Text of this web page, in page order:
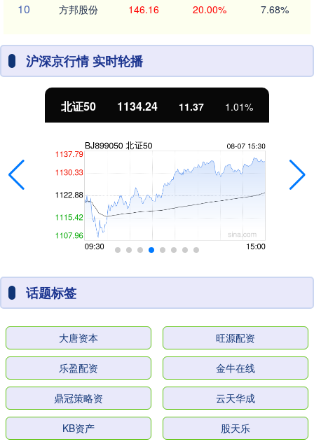
10 方邦股份 146.16 20.00% 7.68%
沪深京行情 实时轮播
北证50 1134.24 11.37 1.01%
话题标签
大唐资本 旺源配资
乐盈配资 金牛在线
鼎冠策略资 云天华成
KB资产 股天乐